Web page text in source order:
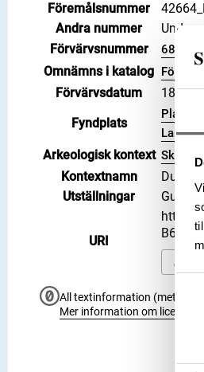
Föremålsnummer
Andra nummer
Förvärvsnummer
6849
Omnämns i katalog
Förvärvsdatum
1881
Fyndplats
Plats:
Arkeologisk kontext Skattfynd
Kontextnamn
Utställningar
URI
https://
All textinformation
Mer information om licenser